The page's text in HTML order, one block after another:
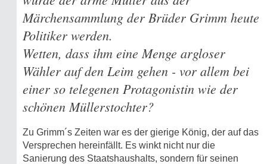
Märchensammlung der Brüder Grimm heute
Politiker werden.
Wetten, dass ihm eine Menge argloser
Wähler auf den Leim gehen - vor allem bei
einer so telegenen Protagonistin wie der
schönen Müllerstochter?
Zu Grimm´s Zeiten war es der gierige König, der auf das
Versprechen hereinfällt. Es winkt nicht nur die
Sanierung des Staatshaushalts, sondern für seinen